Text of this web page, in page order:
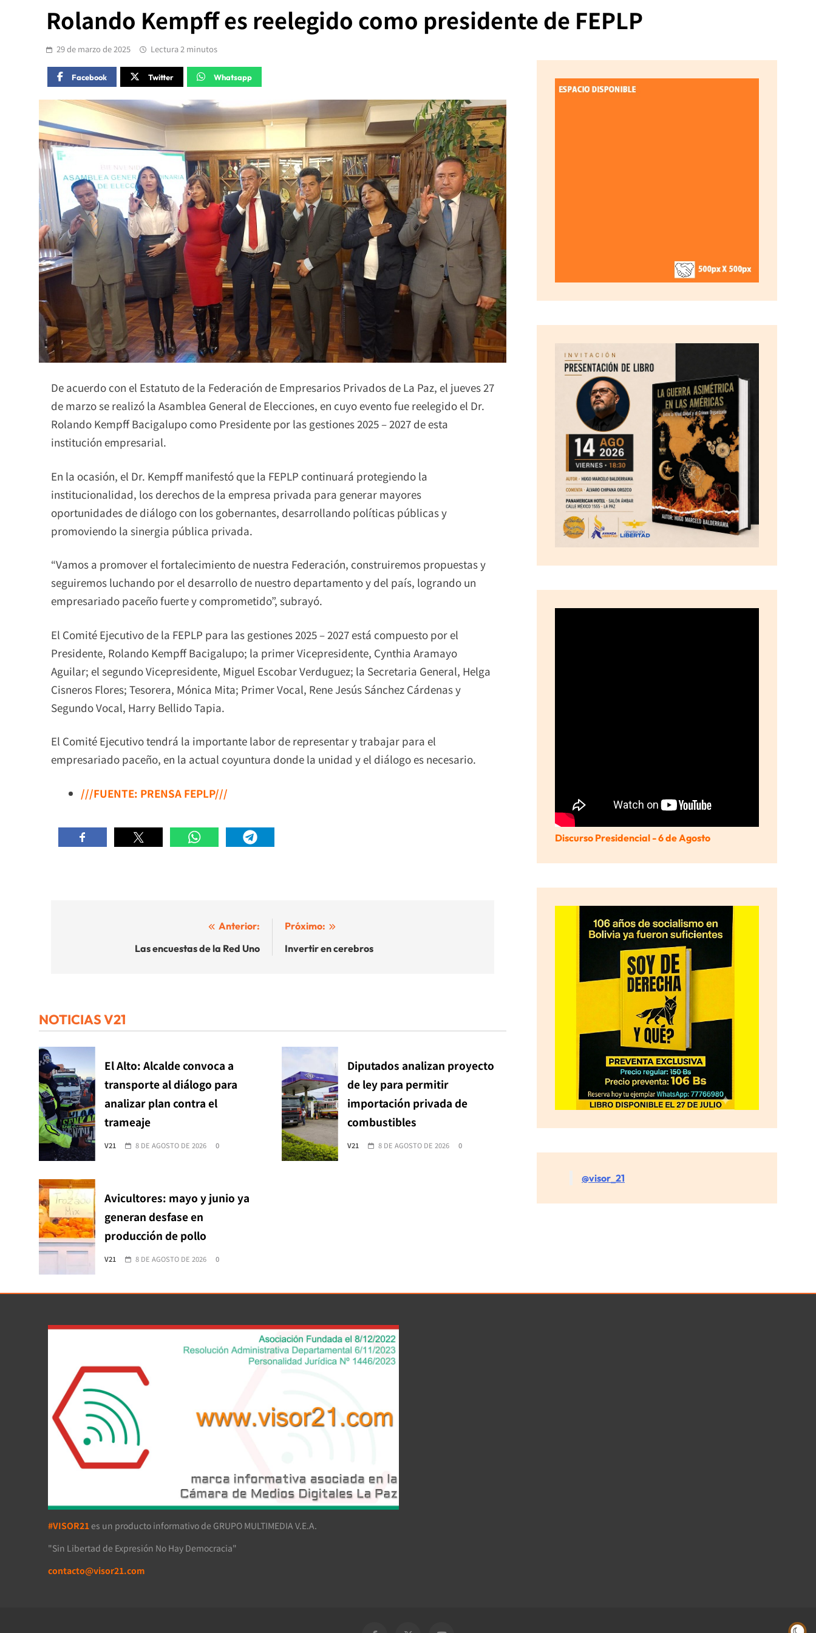
Rolando Kempff es reelegido como presidente de FEPLP
29 de marzo de 2025 Lectura 2 minutos
Facebook Twitter Whatsapp
De acuerdo con el Estatuto de la Federación de Empresarios Privados de La Paz, el jueves 27
de marzo se realizó la Asamblea General de Elecciones, en cuyo evento fue reelegido el Dr.
Rolando Kempff Bacigalupo como Presidente por las gestiones 2025 – 2027 de esta
institución empresarial.
En la ocasión, el Dr. Kempff manifestó que la FEPLP continuará protegiendo la
institucionalidad, los derechos de la empresa privada para generar mayores
oportunidades de diálogo con los gobernantes, desarrollando políticas públicas y
promoviendo la sinergia pública privada.
“Vamos a promover el fortalecimiento de nuestra Federación, construiremos propuestas y
seguiremos luchando por el desarrollo de nuestro departamento y del país, logrando un
empresariado paceño fuerte y comprometido”, subrayó.
El Comité Ejecutivo de la FEPLP para las gestiones 2025 – 2027 está compuesto por el
Presidente, Rolando Kempff Bacigalupo; la primer Vicepresidente, Cynthia Aramayo
Aguilar; el segundo Vicepresidente, Miguel Escobar Verduguez; la Secretaria General, Helga
Cisneros Flores; Tesorera, Mónica Mita; Primer Vocal, Rene Jesús Sánchez Cárdenas y
Segundo Vocal, Harry Bellido Tapia.
El Comité Ejecutivo tendrá la importante labor de representar y trabajar para el
empresariado paceño, en la actual coyuntura donde la unidad y el diálogo es necesario.
///FUENTE: PRENSA FEPLP///
Anterior:
Las encuestas de la Red Uno
Próximo:
Invertir en cerebros
NOTICIAS V21
El Alto: Alcalde convoca a
transporte al diálogo para
analizar plan contra el
trameaje
V21 8 DE AGOSTO DE 2026 0
Diputados analizan proyecto
de ley para permitir
importación privada de
combustibles
V21 8 DE AGOSTO DE 2026 0
Avicultores: mayo y junio ya
generan desfase en
producción de pollo
V21 8 DE AGOSTO DE 2026 0
Discurso Presidencial - 6 de Agosto
@visor_21
#VISOR21 es un producto informativo de GRUPO MULTIMEDIA V.E.A.
"Sin Libertad de Expresión No Hay Democracia"
contacto@visor21.com